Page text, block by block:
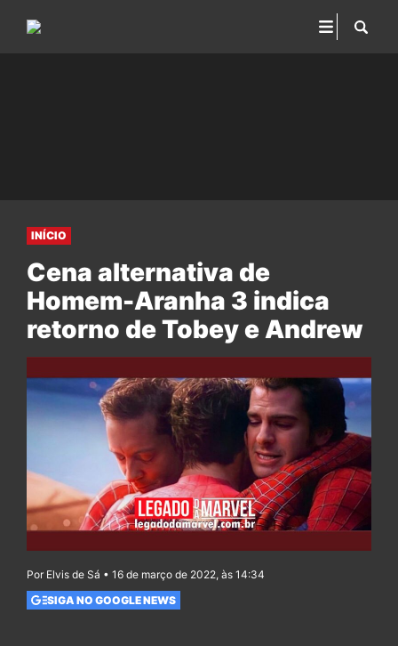
INÍCIO
Cena alternativa de
Homem-Aranha 3 indica
retorno de Tobey e Andrew
Por Elvis de Sá • 16 de março de 2022, às 14:34
SIGA NO GOOGLE NEWS